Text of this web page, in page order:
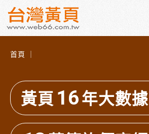
首頁 ｜
黃頁 16年大數據